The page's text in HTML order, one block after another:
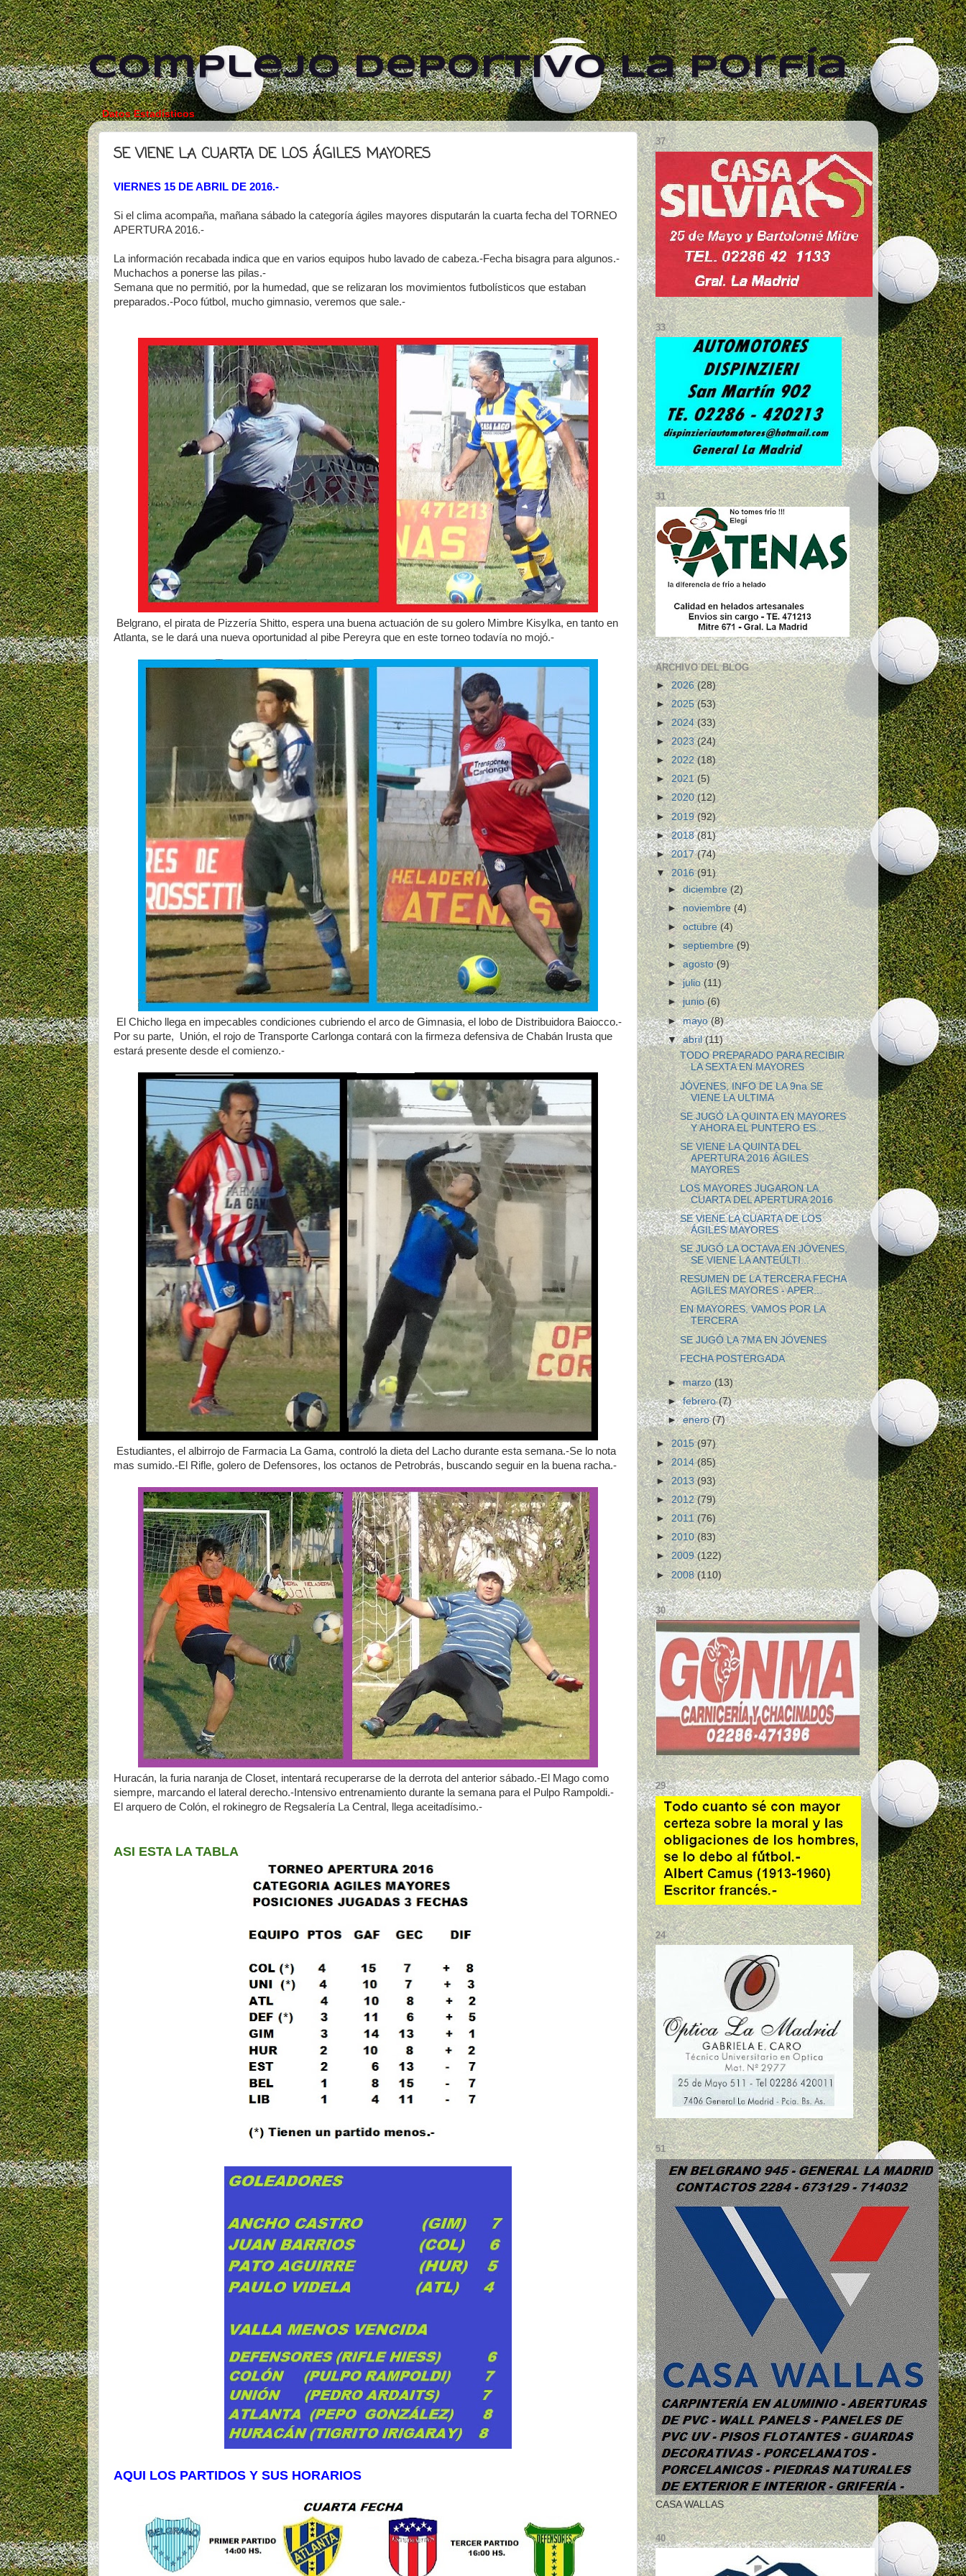
Complejo Deportivo La Porfía
Datos Estadísticos
SE VIENE LA CUARTA DE LOS ÁGILES MAYORES
VIERNES 15 DE ABRIL DE 2016.-
Si el clima acompaña, mañana sábado la categoría ágiles mayores disputarán la cuarta fecha del TORNEO
APERTURA 2016.-
La información recabada indica que en varios equipos hubo lavado de cabeza.-Fecha bisagra para algunos.-
Muchachos a ponerse las pilas.-
Semana que no permitió, por la humedad, que se relizaran los movimientos futbolísticos que estaban
preparados.-Poco fútbol, mucho gimnasio, veremos que sale.-
Belgrano, el pirata de Pizzería Shitto, espera una buena actuación de su golero Mimbre Kisylka, en tanto en
Atlanta, se le dará una nueva oportunidad al pibe Pereyra que en este torneo todavía no mojó.-
El Chicho llega en impecables condiciones cubriendo el arco de Gimnasia, el lobo de Distribuidora Baiocco.-
Por su parte, Unión, el rojo de Transporte Carlonga contará con la firmeza defensiva de Chabán Irusta que
estará presente desde el comienzo.-
Estudiantes, el albirrojo de Farmacia La Gama, controló la dieta del Lacho durante esta semana.-Se lo nota
mas sumido.-El Rifle, golero de Defensores, los octanos de Petrobrás, buscando seguir en la buena racha.-
Huracán, la furia naranja de Closet, intentará recuperarse de la derrota del anterior sábado.-El Mago como
siempre, marcando el lateral derecho.-Intensivo entrenamiento durante la semana para el Pulpo Rampoldi.-
El arquero de Colón, el rokinegro de Regsalería La Central, llega aceitadísimo.-
ASI ESTA LA TABLA
AQUI LOS PARTIDOS Y SUS HORARIOS
37
33
31
ARCHIVO DEL BLOG
►2026(28)
►2025(53)
►2024(33)
►2023(24)
►2022(18)
► 2021(5)
►2020(12)
►2019(92)
►2018(81)
►2017(74)
▼ 2016(91)
►diciembre(2)
►noviembre(4)
►octubre(4)
►septiembre(9)
►agosto(9)
►julio(11)
►junio(6)
►mayo(8)
▼abril(11)
TODO PREPARADO PARA RECIBIR
LA SEXTA EN MAYORES
JÓVENES, INFO DE LA 9na SE
VIENE LA ULTIMA
SE JUGÓ LA QUINTA EN MAYORES
Y AHORA EL PUNTERO ES...
SE VIENE LA QUINTA DEL
APERTURA 2016 ÁGILES
MAYORES
LOS MAYORES JUGARON LA
CUARTA DEL APERTURA 2016
SE VIENE LA CUARTA DE LOS
ÁGILES MAYORES
SE JUGÓ LA OCTAVA EN JÓVENES,
SE VIENE LA ANTEÚLTI...
RESUMEN DE LA TERCERA FECHA
AGILES MAYORES - APER...
EN MAYORES, VAMOS POR LA
TERCERA
SE JUGÓ LA 7MA EN JÓVENES
FECHA POSTERGADA
►marzo(13)
►febrero(7)
►enero(7)
►2015(97)
►2014(85)
►2013(93)
►2012(79)
►2011(76)
► 2010(83)
►2009(122)
►2008(110)
30
29
24
51
CASA WALLAS
40